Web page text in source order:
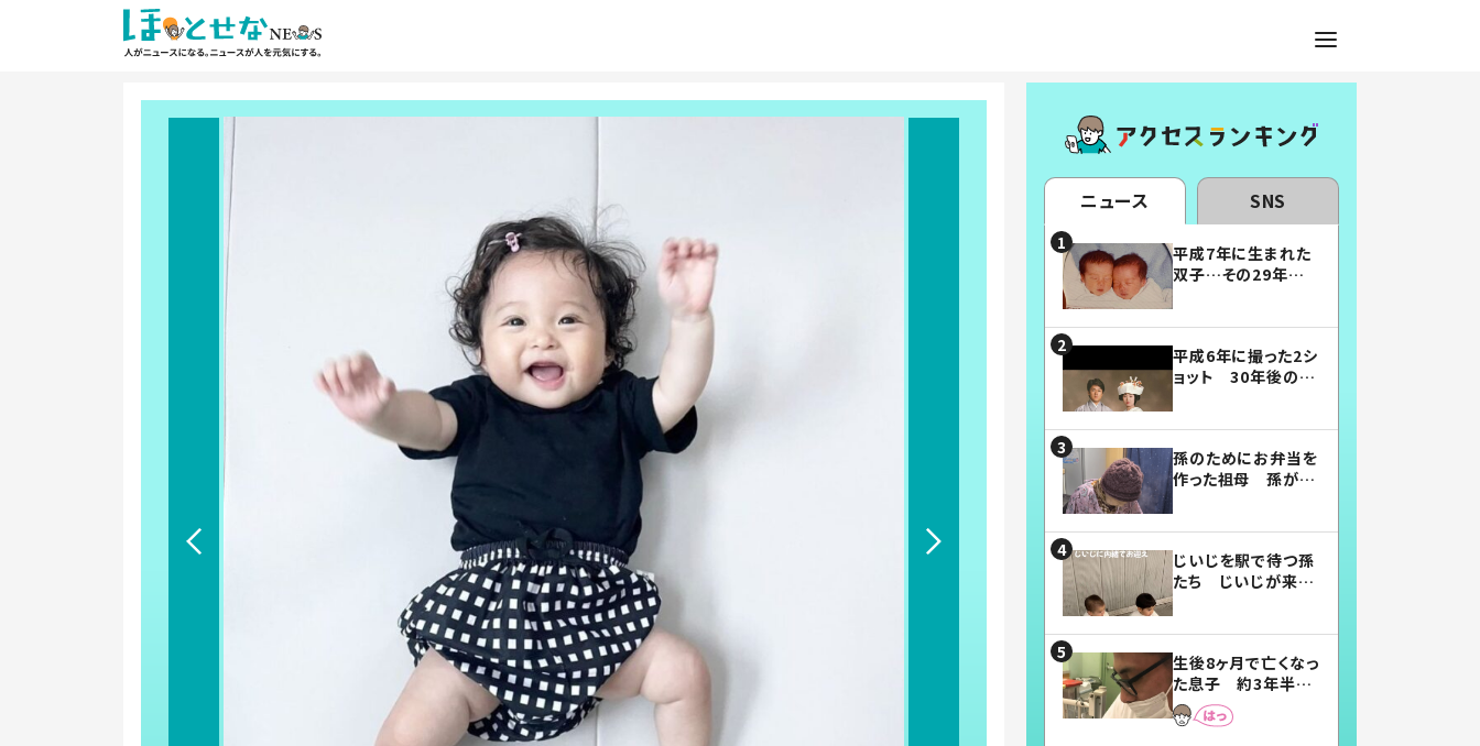
ニュース SNS
平成7年に生まれた
双子…その29年後
平成6年に撮った2シ
ョット 30年後の姿
孫のためにお弁当を
作った祖母 孫が絶
じいじを駅で待つ孫
たち じいじが来た
まらない」「幸せにな
れる」
生後8ヶ月で亡くなっ
た息子 約3年半
後、当時の妻の日記
に書いてあった本音